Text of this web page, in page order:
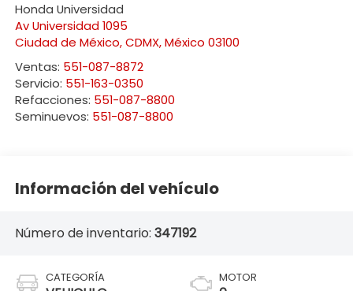
Honda Universidad
Av Universidad 1095
Ciudad de México,CDMX, México 03100
Ventas: 551-087-8872
Servicio: 551-163-0350
Refacciones: 551-087-8800
Seminuevos: 551-087-8800
Información del vehículo
Número de inventario: 347192
CATEGORÍA MOTOR